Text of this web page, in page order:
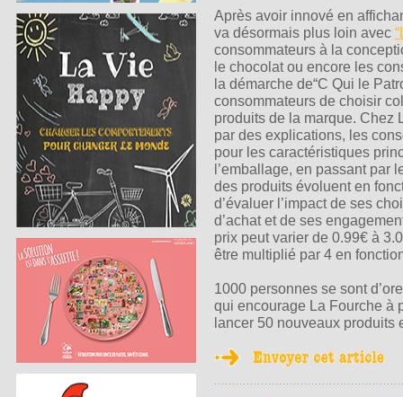
Après avoir innové en
va désormais plus loin avec
consommateurs à la
le chocolat ou encore les
la démarche de“C Qui le
consommateurs de choisir
produits de la marque. Chez
par des explications, les
pour les caractéristiques
l’emballage, en passant par
des produits évoluent en
d’évaluer l’impact de ses
d’achat et de ses
prix peut varier de 0.99€ à
être multiplié par 4 en
1000 personnes se sont
qui encourage La Fourche à
lancer 50 nouveaux produits